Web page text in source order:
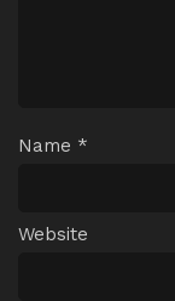
Name *
Website